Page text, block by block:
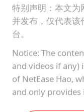
特别声明：本文为
并发布，仅代表
台。
Notice: The
and videos if any)
of NetEase Hao,
and only